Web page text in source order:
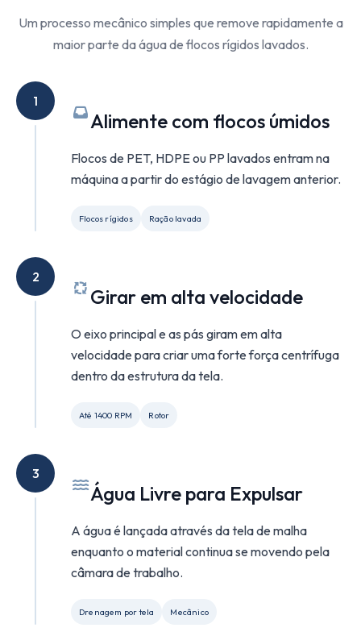
Um processo mecânico simples que remove rapidamente a
maior parte da água de flocos rígidos lavados.
1
Alimente com flocos úmidos
Flocos de PET, HDPE ou PP lavados entram na
máquina a partir do estágio de lavagem anterior.
Flocos rígidos Ração lavada
2
Girar em alta velocidade
O eixo principal e as pás giram em alta
velocidade para criar uma forte força centrífuga
dentro da estrutura da tela.
Até 1400 RPM Rotor
3
Água Livre para Expulsar
A água é lançada através da tela de malha
enquanto o material continua se movendo pela
câmara de trabalho.
Drenagem por tela Mecânico